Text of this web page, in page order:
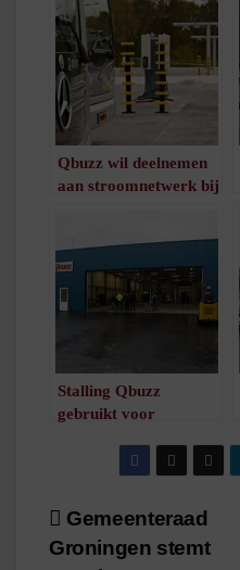
Qbuzz wil deelnemen
aan stroomnetwerk bij
Stalling Qbuzz
gebruikt voor
minuut leestijd
Bericht
Gemeenteraad
Groningen stemt